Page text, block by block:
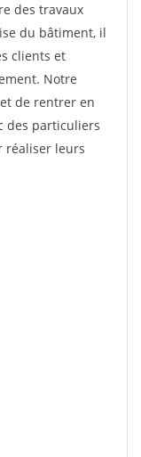
des travaux
du bâtiment, il
clients et
Notre
de rentrer en
des particuliers
réaliser leurs